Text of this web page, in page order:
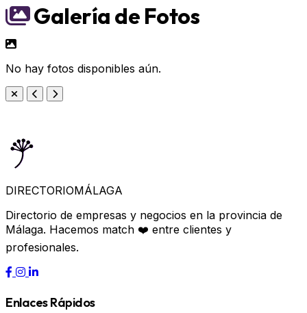
Galería de Fotos
No hay fotos disponibles aún.
DIRECTORIOMÁLAGA
Directorio de empresas y negocios en la provincia de
Málaga. Hacemos match ❤️ entre clientes y
profesionales.
Enlaces Rápidos